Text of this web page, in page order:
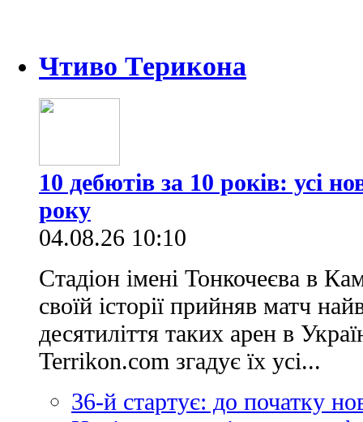
Чтиво Терикона
10 дебютів за 10 років: усі
року
04.08.26 10:10
Стадіон імені Тонкочеєва в
своїй історії прийняв матч
десятиліття таких арен в
Terrikon.com згадує їх усі...
36-й стартує: до початку